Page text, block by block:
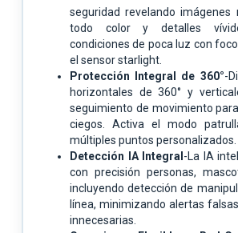
seguridad revelando imágenes
todo color y detalles
condiciones de poca luz con
el sensor starlight.
Protección Integral de 360°-
horizontales de 360° y
seguimiento de movimiento
ciegos. Activa el modo
múltiples puntos personalizados.
Detección IA Integral -La IA
con precisión personas,
incluyendo detección de
línea, minimizando alertas
innecesarias.